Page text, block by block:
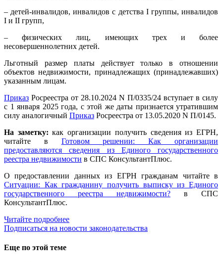
– детей-инвалидов, инвалидов с детства I группы, инвалидов
I и II групп,
– физических лиц, имеющих трех и более
несовершеннолетних детей.
Льготный размер платы действует только в отношении
объектов недвижимости, принадлежащих (принадлежавших)
указанным лицам.
Приказ Росреестра от 28.10.2024 N П/0335/24 вступает в силу
с 1 января 2025 года, с этой же даты признается утратившим
силу аналогичный Приказ Росреестра от 13.05.2020 N П/0145.
На заметку: как организации получить сведения из ЕГРН,
читайте в Готовом решении: Как организации
предоставляются сведения из Единого государственного
реестра недвижимости в СПС КонсультантПлюс.
О предоставлении данных из ЕГРН гражданам читайте в
Ситуации: Как гражданину получить выписку из Единого
государственного реестра недвижимости? в СПС
КонсультантПлюс.
Читайте подробнее
Подписаться на новости законодательства
Еще по этой теме